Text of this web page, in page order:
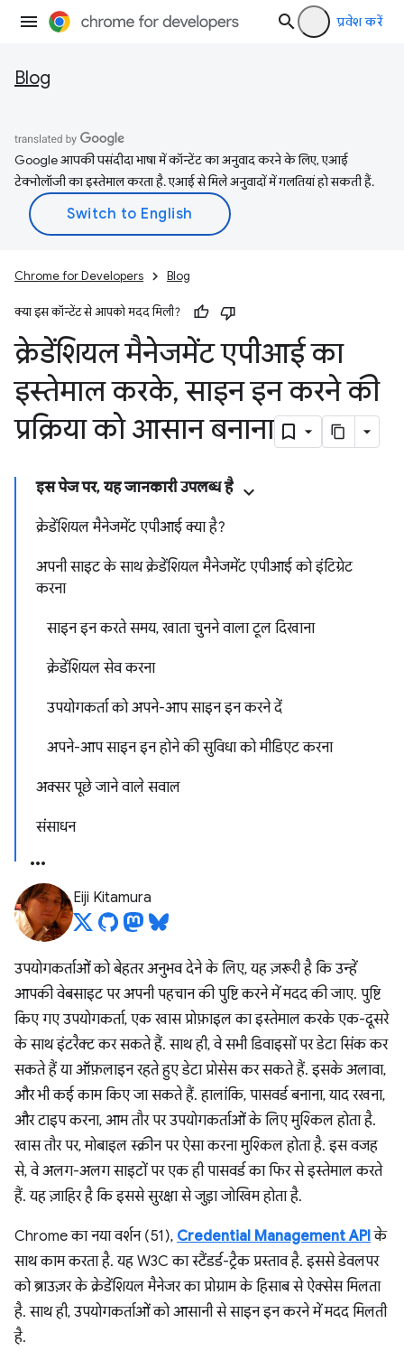
प्रवेश करें
Blog
Google आपकी पसंदीदा भाषा में कॉन्टेंट का अनुवाद करने के लिए, एआई
टेक्नोलॉजी का इस्तेमाल करता है. एआई से मिले अनुवादों में गलतियां हो सकती हैं.
Chrome for Developers Blog
क्या इस कॉन्टेंट से आपको मदद मिली?
क्रेडेंशियल मैनेजमेंट एपीआई का
इस्तेमाल करके, साइन इन करने की
प्रक्रिया को आसान बनाना
इस पेज पर, यह जानकारी उपलब्ध है
क्रेडेंशियल मैनेजमेंट एपीआई क्या है?
अपनी साइट के साथ क्रेडेंशियल मैनेजमेंट एपीआई को इंटिग्रेट
करना
साइन इन करते समय, खाता चुनने वाला टूल दिखाना
क्रेडेंशियल सेव करना
उपयोगकर्ता को अपने-आप साइन इन करने दें
अपने-आप साइन इन होने की सुविधा को मीडिएट करना
अक्सर पूछे जाने वाले सवाल
संसाधन
Eiji Kitamura
उपयोगकर्ताओं को बेहतर अनुभव देने के लिए, यह ज़रूरी है कि उन्हें
आपकी वेबसाइट पर अपनी पहचान की पुष्टि करने में मदद की जाए. पुष्टि
किए गए उपयोगकर्ता, एक खास प्रोफ़ाइल का इस्तेमाल करके एक-दूसरे
के साथ इंटरैक्ट कर सकते हैं. साथ ही, वे सभी डिवाइसों पर डेटा सिंक कर
सकते हैं या ऑफ़लाइन रहते हुए डेटा प्रोसेस कर सकते हैं. इसके अलावा,
और भी कई काम किए जा सकते हैं. हालांकि, पासवर्ड बनाना, याद रखना,
और टाइप करना, आम तौर पर उपयोगकर्ताओं के लिए मुश्किल होता है.
खास तौर पर, मोबाइल स्क्रीन पर ऐसा करना मुश्किल होता है. इस वजह
से, वे अलग-अलग साइटों पर एक ही पासवर्ड का फिर से इस्तेमाल करते
हैं. यह ज़ाहिर है कि इससे सुरक्षा से जुड़ा जोखिम होता है.
Chrome का नया वर्शन (51), Credential Management APIके
साथ काम करता है. यह W3C का स्टैंडर्ड-ट्रैक प्रस्ताव है. इससे डेवलपर
को ब्राउज़र के क्रेडेंशियल मैनेजर का प्रोग्राम के हिसाब से ऐक्सेस मिलता
है. साथ ही, उपयोगकर्ताओं को आसानी से साइन इन करने में मदद मिलती
है.